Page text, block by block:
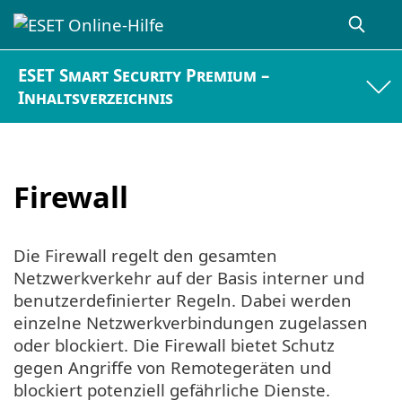
ESET Smart Security Premium –
Inhaltsverzeichnis
Firewall
Die Firewall regelt den gesamten
Netzwerkverkehr auf der Basis interner und
benutzerdefinierter Regeln. Dabei werden
einzelne Netzwerkverbindungen zugelassen
oder blockiert. Die Firewall bietet Schutz
gegen Angriffe von Remotegeräten und
blockiert potenziell gefährliche Dienste.